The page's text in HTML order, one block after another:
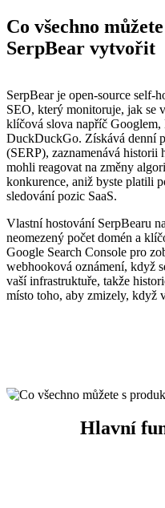
Co všechno
SerpBear vytvořit
SerpBear je open-source self-
SEO, který monitoruje, jak se
klíčová slova napříč Googlem,
DuckDuckGo. Získává denní
(SERP), zaznamenává historii
mohli reagovat na změny
konkurence, aniž byste platili
sledování pozic SaaS.
Vlastní hostování SerpBearu
neomezený počet domén a
Google Search Console pro
webhooková oznámení, když
vaší infrastruktuře, takže
místo toho, aby zmizely, když
Hlavní